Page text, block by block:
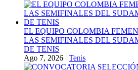
EL EQUIPO COLOMBIA
LAS SEMIFINALES DEL
DE TENIS
Ago 7, 2026 | Tenis